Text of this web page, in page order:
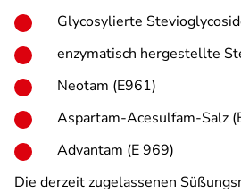
Glycosylierte
enzymatisch hergestellte
Neotam (E961)
Aspartam-Acesulfam-Salz
Advantam (E 969)
Die derzeit zugelassenen